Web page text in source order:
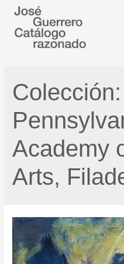
Colección:
Academy
Arts,